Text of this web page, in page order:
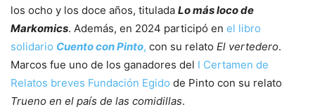
los ocho y los doce años, titulada Lo más loco de
Markomics. Además, en 2024 participó en el libro
solidario Cuento con Pinto, con su relato El vertedero.
Marcos fue uno de los ganadores del I Certamen de
Relatos breves Fundación Egido de Pinto con su relato
Trueno en el país de las comidillas.